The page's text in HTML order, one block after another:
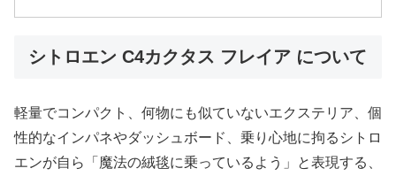
シトロエン C4カクタス フレイア について
軽量でコンパクト、何物にも似ていないエクステリア、個
性的なインパネやダッシュボード、乗り心地に拘るシトロ
エンが自ら「魔法の絨毯に乗っているよう」と表現する、